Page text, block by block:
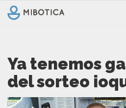
Ya tenemos
del sorteo